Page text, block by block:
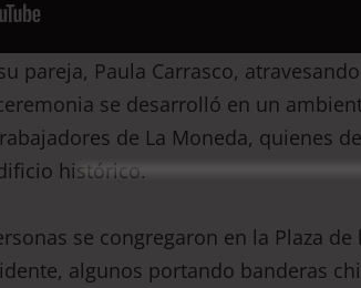
pareja, Paula Carrasco,
se desarrolló en un
de La Moneda, quienes
histórico.
se congregaron en la Plaza
algunos portando banderas